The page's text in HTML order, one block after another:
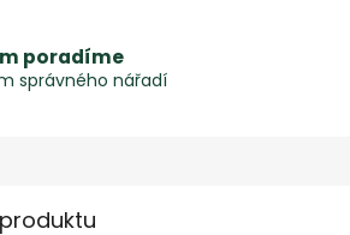
poradíme
správného nářadí